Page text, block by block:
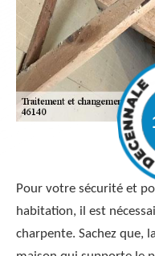
Pour votre sécurité et
habitation, il est
charpente. Sachez que,